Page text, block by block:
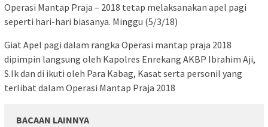
Operasi Mantap Praja – 2018 tetap melaksanakan apel pagi
seperti hari-hari biasanya. Minggu (5/3/18)
Giat Apel pagi dalam rangka Operasi mantap praja 2018
dipimpin langsung oleh Kapolres Enrekang AKBP Ibrahim Aji,
S.Ik dan di ikuti oleh Para Kabag, Kasat serta personil yang
terlibat dalam Operasi Mantap Praja 2018
BACAAN LAINNYA